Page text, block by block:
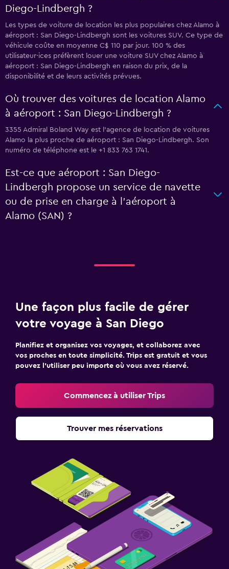
Diego-Lindbergh ?
Les types de voiture de location les plus populaires chez Alamo à
aéroport : San Diego-Lindbergh sont les voitures SUV. Ce type de
véhicule coûte en moyenne C$ 110 par jour. 100 % des
utilisateur·ices préfèrent louer une voiture SUV chez Alamo à
aéroport : San Diego-Lindbergh en raison du prix, de la
disponibilité et de leurs activités prévues.
Où trouver des voitures de location Alamo
à aéroport : San Diego-Lindbergh ?
3355 Admiral Boland Way est l'agence de location de voitures
Alamo la plus proche de aéroport : San Diego-Lindbergh. Son
numéro de téléphone est le +1 833 763 1741.
Est-ce que aéroport : San Diego-
Lindbergh propose un service de navette
ou de prise en charge à l’aéroport à
Alamo (SAN) ?
Une façon plus facile de gérer
votre voyage à San Diego
Planifiez et organisez vos voyages, et collaborez avec
vos proches en toute simplicité. Trips est gratuit et vous
pouvez l’utiliser peu importe où vous avez réservé.
Commencez à utiliser Trips
Trouver mes réservations